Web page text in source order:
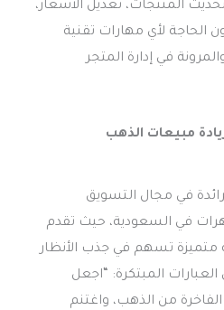
المنتجات، تعديل الأسعار،
الحاجة لأي مهارات تقنية
في إدارة المتجر
مبيعات الذهب
في مجال التسويق
في السعودية، حيث تقدم
متميزة تسهم في جذب الأنظار
المبتكرة: “اجعل
من الذهب، واغتنم